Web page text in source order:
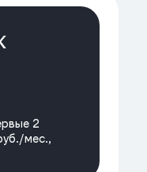
2
мес.,